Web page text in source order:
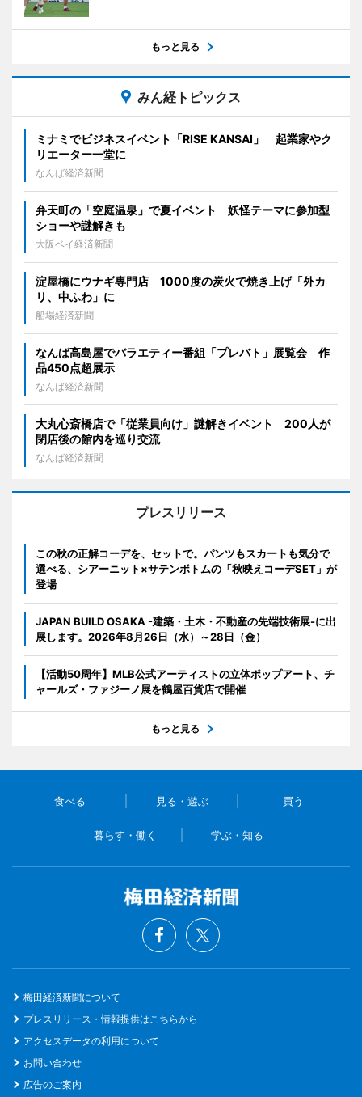
もっと見る
みん経トピックス
ミナミでビジネスイベント「RISE KANSAI」 起業家やク
リエーター一堂に
なんば経済新聞
弁天町の「空庭温泉」で夏イベント 妖怪テーマに参加型
ショーや謎解きも
大阪ベイ経済新聞
淀屋橋にウナギ専門店 1000度の炭火で焼き上げ「外カ
リ、中ふわ」に
船場経済新聞
なんば高島屋でバラエティー番組「プレバト」展覧会 作
品450点超展示
なんば経済新聞
大丸心斎橋店で「従業員向け」謎解きイベント 200人が
閉店後の館内を巡り交流
なんば経済新聞
プレスリリース
この秋の正解コーデを、セットで。パンツもスカートも気分で
選べる、シアーニット×サテンボトムの「秋映えコーデSET」が
登場
JAPAN BUILD OSAKA -建築・土木・不動産の先端技術展-に出
展します。2026年8月26日（水）～28日（金）
【活動50周年】MLB公式アーティストの立体ポップアート、チ
ャールズ・ファジーノ展を鶴屋百貨店で開催
もっと見る
食べる 見る・遊ぶ 買う
暮らす・働く 学ぶ・知る
梅田経済新聞について
プレスリリース・情報提供はこちらから
アクセスデータの利用について
お問い合わせ
広告のご案内